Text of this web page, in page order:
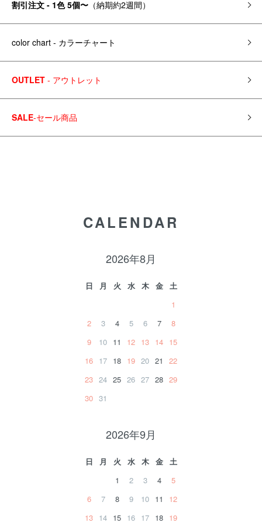
割引注文 - 1色 5個〜 （納期約2週間）
color chart - カラーチャート
OUTLET - アウトレット
SALE-セール商品
CALENDAR
2026年8月
日 月 火 水 木 金
土
1
2
3 4 5 6 7
8
9
10 11 12 13 14 15
16 17 18 19 20 21
22
23 24 25 26 27 28 29
30 31
2026年9月
日 月 火 水 木 金
土
1
2 3 4
5
6
7 8 9 10 11
12
13 14 15 16 17 18 19